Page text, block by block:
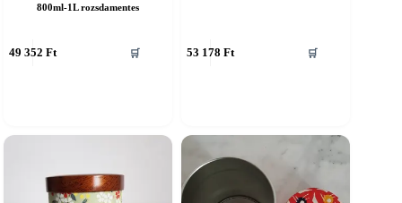
800ml-1L rozsdamentes
49 352 Ft 🛒 53 178 Ft 🛒